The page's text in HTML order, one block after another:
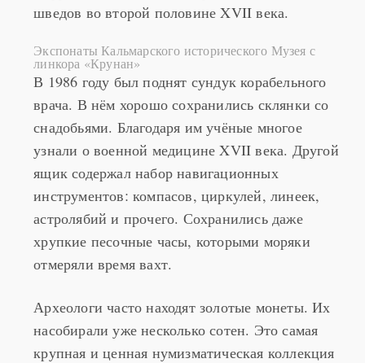
шведов во второй половине XVII века.
Экспонаты Кальмарского исторического Музея с
линкора «Крунан»
В 1986 году был поднят сундук корабельного
врача. В нём хорошо сохранились склянки со
снадобьями. Благодаря им учёные многое
узнали о военной медицине XVII века. Другой
ящик содержал набор навигационных
инструментов: компасов, циркулей, линеек,
астролябий и прочего. Сохранились даже
хрупкие песочные часы, которыми моряки
отмеряли время вахт.
Археологи часто находят золотые монеты. Их
насобирали уже несколько сотен. Это самая
крупная и ценная нумизматическая коллекция